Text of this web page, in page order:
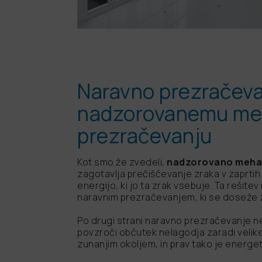
Naravno
nadzorovanemu
prezračevanju
Kot smo že zvedeli, nadzorovano
zagotavlja prečiščevanje zraka v
energijo, ki jo ta zrak vsebuje. Ta
naravnim prezračevanjem, ki se doseže
Po drugi strani naravno prezračevanje
povzroči občutek nelagodja zaradi
zunanjim okoljem, in prav tako je
Dizajn
WiFi /
Čist,
°C
WiFi /